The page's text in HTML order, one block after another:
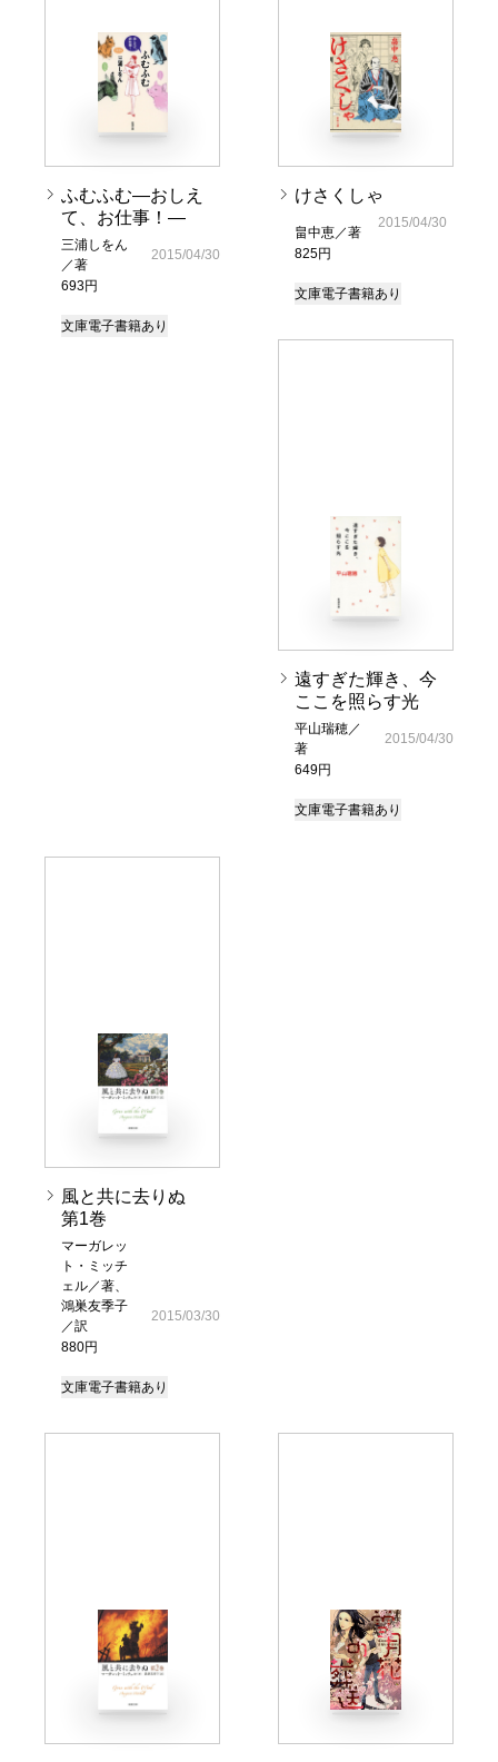
ふむふむ―おしえ
て、お仕事！―
三浦しをん
／著
693円
2015/04/30
文庫電子書籍あり
けさくしゃ
畠中恵／著
825円
2015/04/30
文庫電子書籍あり
遠すぎた輝き、今
ここを照らす光
平山瑞穂／
著
649円
2015/04/30
文庫電子書籍あり
風と共に去りぬ
第1巻
マーガレッ
ト・ミッチ
ェル／著、
鴻巣友季子
／訳
880円
2015/03/30
文庫電子書籍あり